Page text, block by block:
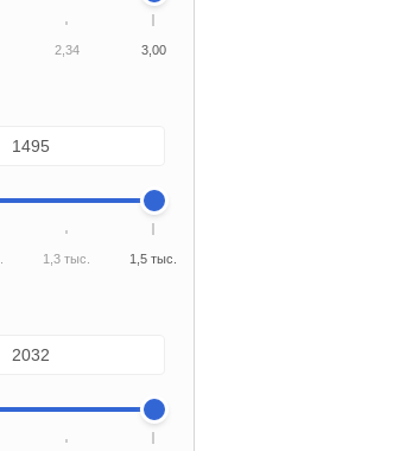
2,34 3,00
1,3 тыс. 1,5 тыс.